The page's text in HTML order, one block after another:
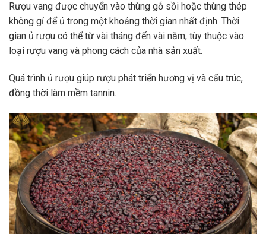
Rượu vang được chuyển vào thùng gỗ sồi hoặc thùng thép
không gỉ để ủ trong một khoảng thời gian nhất định. Thời
gian ủ rượu có thể từ vài tháng đến vài năm, tùy thuộc vào
loại rượu vang và phong cách của nhà sản xuất.
Quá trình ủ rượu giúp rượu phát triển hương vị và cấu trúc,
đồng thời làm mềm tannin.